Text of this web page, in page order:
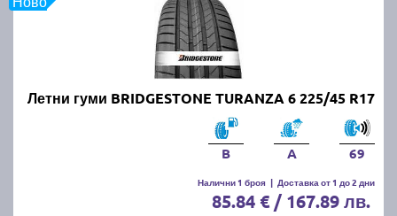
безплатна доставка, но предлага експресна
доставка до всички точки на страната.
Възползвайте се от директна доставка до Варна,
Пловдив, Бургас, София, Стара Загора, Велико
Търново, Русе, Плевен, Ловеч, Видин,
Благоевград, Кюстендил, Перник, Хасково,
Силистра, Добрич и други градове.
Летни гуми BRIDGESTONE TURANZA 6 225/45 R17
B A 69
Налични 1 броя | Доставка от 1 до 2 дни
85.84 € / 167.89 лв.